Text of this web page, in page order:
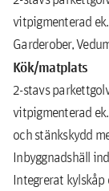
vitpigmenterad
Garderober,
Kök/matplats
2-stavs
vitpigmenterad
och stänkskydd
Inbyggnadshäll
Integrerat kylskåp